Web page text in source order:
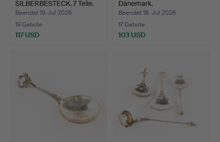
SILBERBESTECK. 7 Teile.
Beendet 19. Jul 2026
19 Gebote
117 USD
Dänemark.
Beendet 18. Jul 2026
17 Gebote
103 USD